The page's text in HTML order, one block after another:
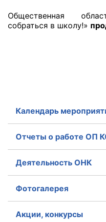
Аппарат ОП КО
Общественная
собраться в школу!»
Календарь
Отчеты о работе ОП
Деятельность ОНК
Фотогалерея
Акции, конкурсы